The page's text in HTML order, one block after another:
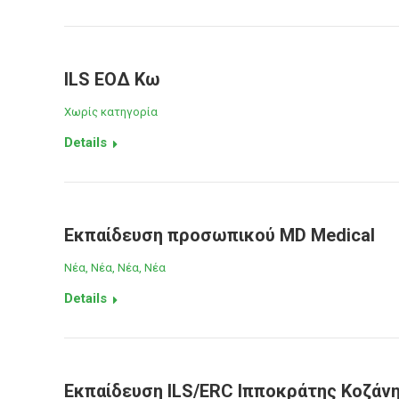
ILS ΕΟΔ Κω
Χωρίς κατηγορία
Details
Εκπαίδευση προσωπικού MD Medical
Νέα, Νέα, Νέα, Νέα
Details
Εκπαίδευση ILS/ERC Ιπποκράτης